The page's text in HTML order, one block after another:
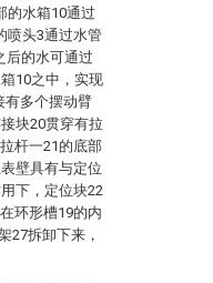
的水箱10通过
喷头3通过水管
后的水可通过
10之中，实现
有多个摆动臂
块20贯穿有拉
杆一21的底部
壁具有与定位
下，定位块22
环形槽19的内
27拆卸下来，